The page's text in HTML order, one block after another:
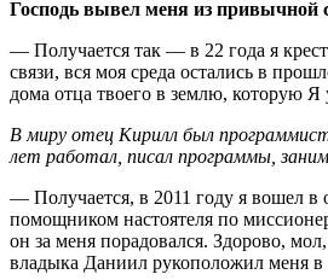
Господь вывел меня из привычной
— Получается так — в 22 года я
связи, вся моя среда остались в
дома отца твоего в землю, которую
В миру отец Кирилл был
лет работал, писал программы,
— Получается, в 2011 году я вошел в
помощником настоятеля по
он за меня порадовался. Здорово,
владыка Даниил рукоположил меня в